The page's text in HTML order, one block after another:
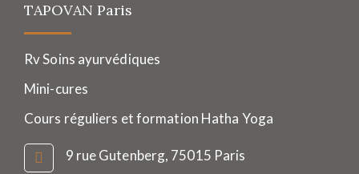
TAPOVAN Paris
Rv Soins ayurvédiques
Mini-cures
Cours réguliers et formation Hatha Yoga
9 rue Gutenberg, 75015 Paris